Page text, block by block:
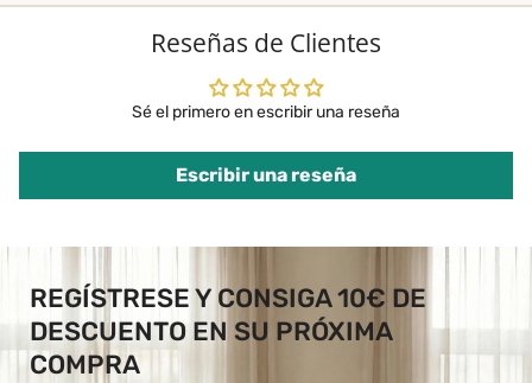
Reseñas de Clientes
Sé el primero en escribir una reseña
Escribir una reseña
REGÍSTRESE Y CONSIGA 10€ DE
DESCUENTO EN SU PRÓXIMA
COMPRA